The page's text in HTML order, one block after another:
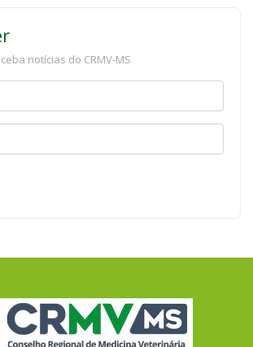
notícias do CRMV-MS